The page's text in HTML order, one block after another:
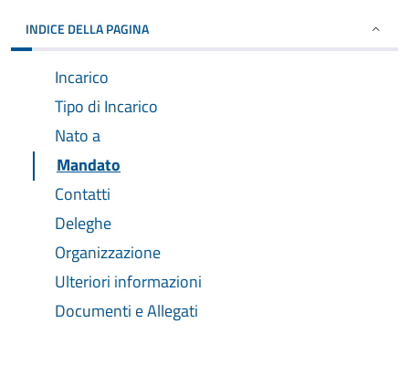
INDICE DELLA PAGINA
Incarico
Tipo di Incarico
Nato a
Mandato
Contatti
Deleghe
Organizzazione
Ulteriori informazioni
Documenti e Allegati